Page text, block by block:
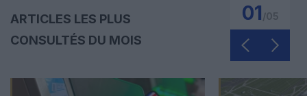
ARTICLES LES PLUS
CONSULTÉS DU MOIS
01